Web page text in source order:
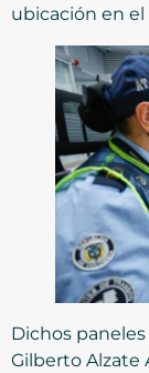
ubicación en
Dichos
Gilberto Alzate